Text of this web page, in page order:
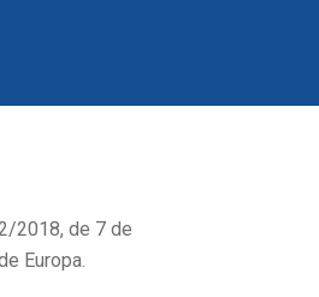
2018, de 7 de
Europa.